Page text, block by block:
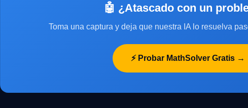
🤖 ¿Atascado con un
Toma una captura y deja que nuestra IA lo resuelva
⚡ Probar MathSolver Gratis →